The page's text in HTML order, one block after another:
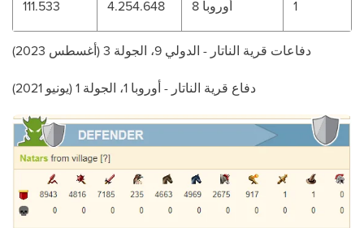
111.533 4.254.648 أوروبا 8 1
دفاعات قرية الناتار - الدولي 9، الجولة 3 (أغسطس 2023)
دفاع قرية الناتار - أوروبا 1، الجولة 1 (يونيو 2021)